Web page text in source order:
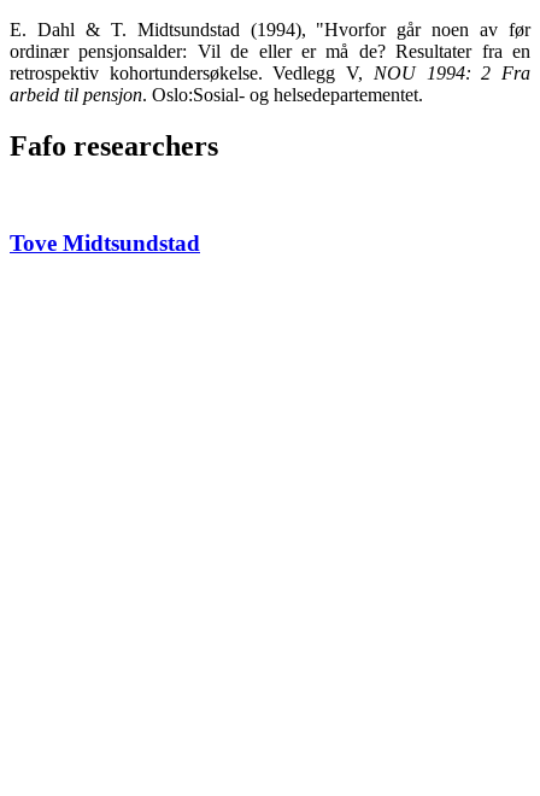
E. Dahl & T. Midtsundstad (1994), "Hvorfor går noen av før
ordinær pensjonsalder: Vil de eller er må de? Resultater fra en
retrospektiv kohortundersøkelse. Vedlegg V, NOU 1994: 2 Fra
arbeid til pensjon. Oslo:Sosial- og helsedepartementet.
Fafo researchers
Tove Midtsundstad